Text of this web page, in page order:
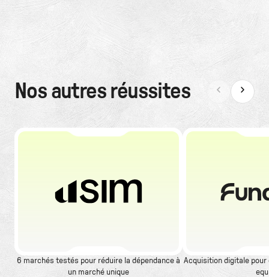
Nos autres réussites
6 marchés testés pour réduire la dépendance à
un marché unique
Acquisition digitale